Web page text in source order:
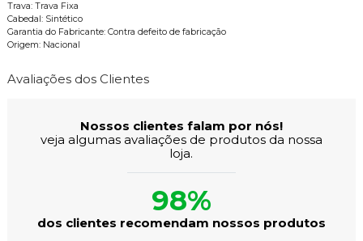
Trava: Trava Fixa
Cabedal: Sintético
Garantia do Fabricante: Contra defeito de fabricação
Origem: Nacional
Avaliações dos Clientes
Nossos clientes falam por nós!
veja algumas avaliações de produtos da nossa
loja.
98%
dos clientes recomendam nossos produtos